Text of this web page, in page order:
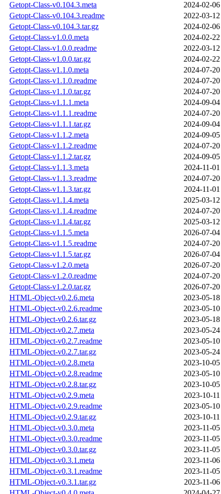
Getopt-Class-v0.104.3.meta
2024-02-
Getopt-Class-v0.104.3.readme
2022-03-
Getopt-Class-v0.104.3.tar.gz
2024-02-
Getopt-Class-v1.0.0.meta
2024-02-
Getopt-Class-v1.0.0.readme
2022-03-
Getopt-Class-v1.0.0.tar.gz
2024-02-
Getopt-Class-v1.1.0.meta
2024-07-
Getopt-Class-v1.1.0.readme
2024-07-
Getopt-Class-v1.1.0.tar.gz
2024-07-
Getopt-Class-v1.1.1.meta
2024-09-
Getopt-Class-v1.1.1.readme
2024-07-
Getopt-Class-v1.1.1.tar.gz
2024-09-
Getopt-Class-v1.1.2.meta
2024-09-
Getopt-Class-v1.1.2.readme
2024-07-
Getopt-Class-v1.1.2.tar.gz
2024-09-
Getopt-Class-v1.1.3.meta
2024-11-
Getopt-Class-v1.1.3.readme
2024-07-
Getopt-Class-v1.1.3.tar.gz
2024-11-
Getopt-Class-v1.1.4.meta
2025-03-
Getopt-Class-v1.1.4.readme
2024-07-
Getopt-Class-v1.1.4.tar.gz
2025-03-
Getopt-Class-v1.1.5.meta
2026-07-
Getopt-Class-v1.1.5.readme
2024-07-
Getopt-Class-v1.1.5.tar.gz
2026-07-
Getopt-Class-v1.2.0.meta
2026-07-
Getopt-Class-v1.2.0.readme
2024-07-
Getopt-Class-v1.2.0.tar.gz
2026-07-
HTML-Object-v0.2.6.meta
2023-05-
HTML-Object-v0.2.6.readme
2023-05-
HTML-Object-v0.2.6.tar.gz
2023-05-
HTML-Object-v0.2.7.meta
2023-05-
HTML-Object-v0.2.7.readme
2023-05-
HTML-Object-v0.2.7.tar.gz
2023-05-
HTML-Object-v0.2.8.meta
2023-10-
HTML-Object-v0.2.8.readme
2023-05-
HTML-Object-v0.2.8.tar.gz
2023-10-
HTML-Object-v0.2.9.meta
2023-10-
HTML-Object-v0.2.9.readme
2023-05-
HTML-Object-v0.2.9.tar.gz
2023-10-
HTML-Object-v0.3.0.meta
2023-11-
HTML-Object-v0.3.0.readme
2023-11-
HTML-Object-v0.3.0.tar.gz
2023-11-
HTML-Object-v0.3.1.meta
2023-11-
HTML-Object-v0.3.1.readme
2023-11-
HTML-Object-v0.3.1.tar.gz
2023-11-